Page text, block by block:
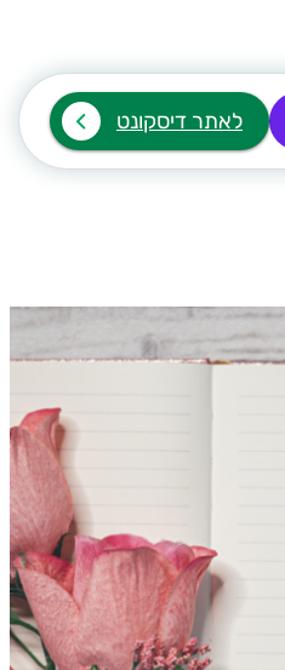
לאתר דיסקונט